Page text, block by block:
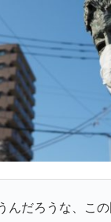
んだろうな、こ